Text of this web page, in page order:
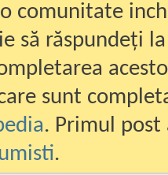
o comunitate
să răspundeți
sunt
. Primul
.